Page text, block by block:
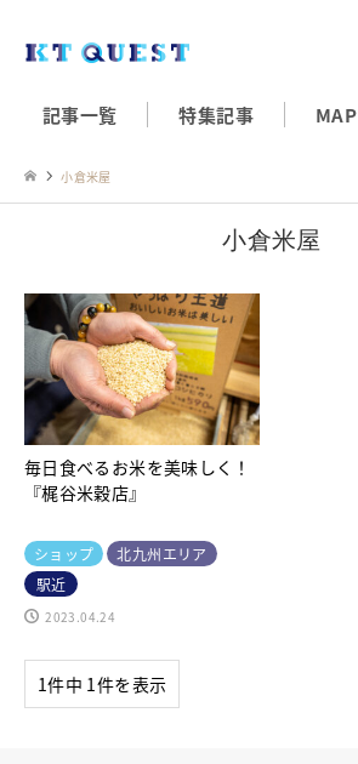
記事一覧 特集記事 MAP
小倉米屋
小倉米屋
毎日食べるお米を美味しく！
『梶谷米穀店』
ショップ
北九州エリア
駅近
2023.04.24
1件中 1件を表示